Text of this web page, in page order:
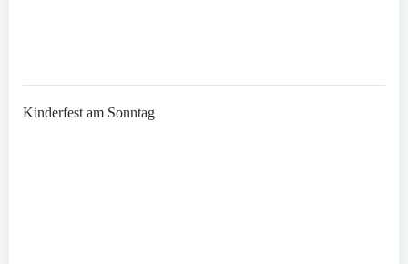
Kinderfest am Sonntag